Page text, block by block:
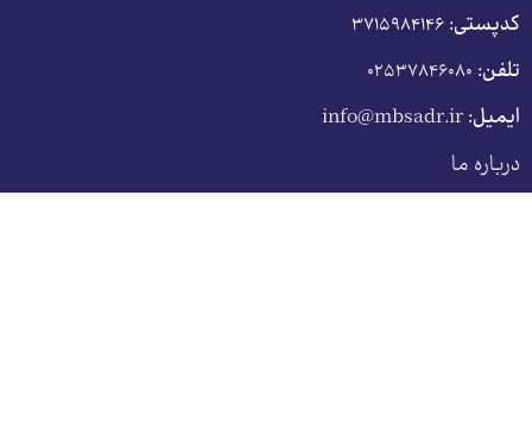
کدپستی:
تلفن: ۰۲۵۳۷۸۴۶۰۸۰
ایمیل: info@mbsadr.ir
درباره ما